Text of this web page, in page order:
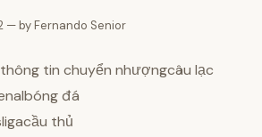
— by Fernando Senior
tin chuyển nhượngcâu lạc
đá
thủ